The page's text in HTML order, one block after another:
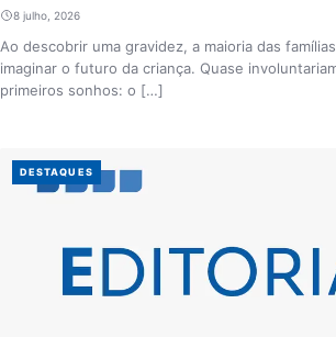
8 julho, 2026
Ao descobrir uma gravidez, a maioria das
imaginar o futuro da criança. Quase
primeiros sonhos: o […]
DESTAQUES